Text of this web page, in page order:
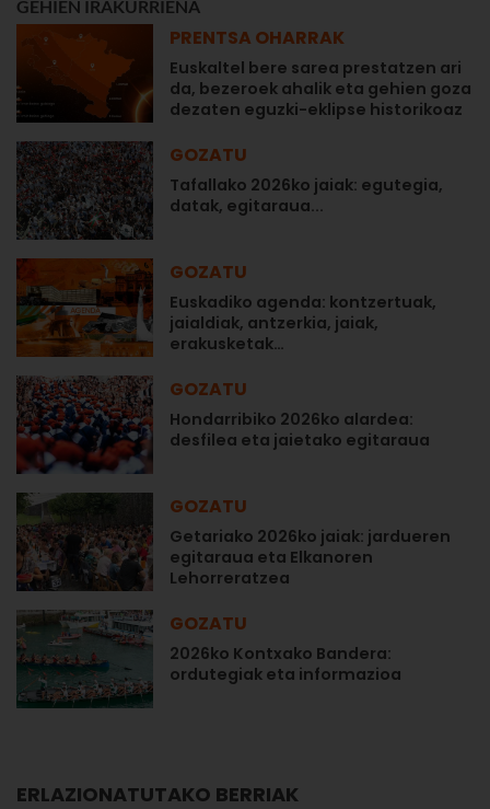
GEHIEN IRAKURRIENA
PRENTSA OHARRAK
Euskaltel bere sarea prestatzen ari
da, bezeroek ahalik eta gehien goza
dezaten eguzki-eklipse historikoaz
GOZATU
Tafallako 2026ko jaiak: egutegia,
datak, egitaraua...
GOZATU
Euskadiko agenda: kontzertuak,
jaialdiak, antzerkia, jaiak,
erakusketak…
GOZATU
Hondarribiko 2026ko alardea:
desfilea eta jaietako egitaraua
GOZATU
Getariako 2026ko jaiak: jardueren
egitaraua eta Elkanoren
Lehorreratzea
GOZATU
2026ko Kontxako Bandera:
ordutegiak eta informazioa
ERLAZIONATUTAKO BERRIAK